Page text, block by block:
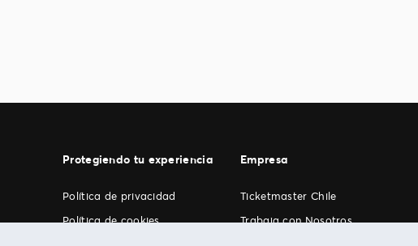
Protegiendo tu experiencia
Política de privacidad
Política de cookies
Empresa
Ticketmaster Chile
Trabaja con Nosotros